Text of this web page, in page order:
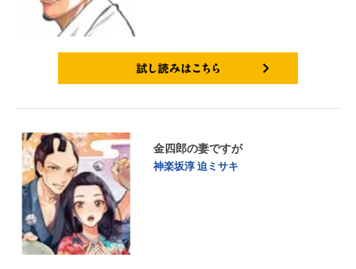
金四郎の妻ですが
神楽坂淳迫ミサキ